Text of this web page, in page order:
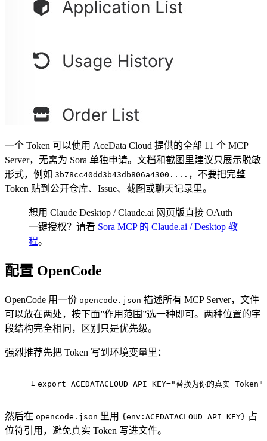
一个 Token 可以使用 AceData Cloud 提供的全部 11 个 MCP
Server，无需为 Sora 单独申请。文档和截图里建议只展示脱敏
形式，例如 3b78cc40dd3b43db806a4300.... ，不要把完整
Token 贴到公开仓库、Issue、截图或聊天记录里。
想用 Claude Desktop / Claude.ai 网页版直接 OAuth
一键授权？请看 Sora MCP 的 Claude.ai / Desktop 教
程。
配置 OpenCode
OpenCode 用一份 opencode.json 描述所有 MCP Server，文件
可以放在两处，按下面”作用范围”选一种即可。两种位置的字
段结构完全相同，区别只是优先级。
强烈推荐先把 Token 写到环境变量里：
1 export ACEDATACLOUD_API_KEY="替换为你的真实 Token"
然后在 opencode.json 里用 {env:ACEDATACLOUD_API_KEY} 占
位符引用，避免真实 Token 写进文件。